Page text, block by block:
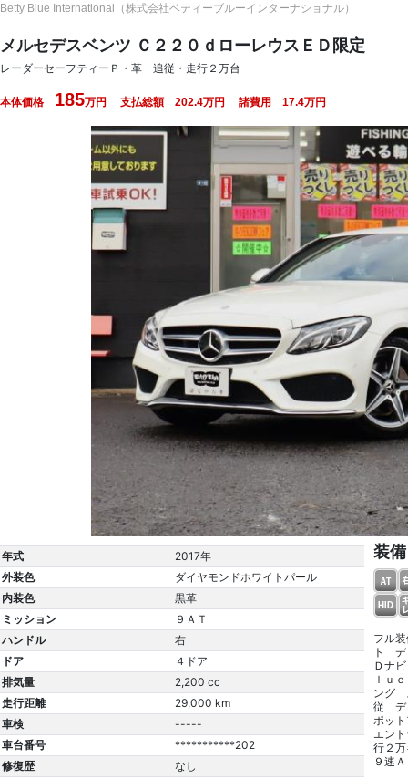
Betty Blue International（株式会社ベティーブルーインターナショナル）
メルセデスベンツ Ｃ２２０ｄローレウスＥＤ限定
レーダーセーフティーＰ・革 追従・走行２万台
本体価格 185万円 支払総額 202.4万円 諸費用 17.4万円
年式
2017年
外装色
ダイヤモンドホワイトパール
内装色
黒革
ミッション
９ＡＴ
ハンドル
右
ドア
４ドア
排気量
2,200 cc
走行距離
29,000 km
車検
-----
車台番号
***********202
修復歴
なし
装備
フル
ト デ
Ｄナ
ｌｕ
ング
従 デ
ポッ
エン
行２
９速